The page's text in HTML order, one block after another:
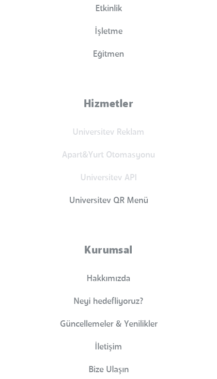
Etkinlik
İşletme
Eğitmen
Hizmetler
Universitev Reklam
Apart&Yurt Otomasyonu
Universitev API
Universitev QR Menü
Kurumsal
Hakkımızda
Neyi hedefliyoruz?
Güncellemeler & Yenilikler
İletişim
Bize Ulaşın